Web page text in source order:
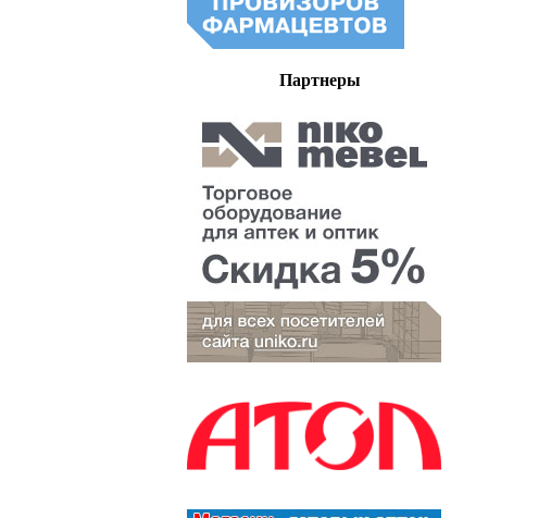
Партнеры